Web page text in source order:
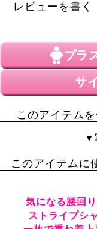
レビューを書く
プラ
サ
このアイテム
▼
このアイテムに
気になる腰回
ストライプシ